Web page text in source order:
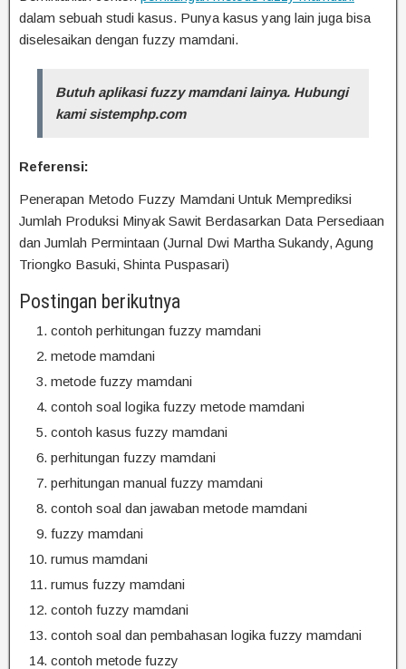
dalam sebuah studi kasus. Punya kasus yang lain juga bisa
diselesaikan dengan fuzzy mamdani.
Butuh aplikasi fuzzy mamdani lainya. Hubungi
kami sistemphp.com
Referensi:
Penerapan Metodo Fuzzy Mamdani Untuk Memprediksi
Jumlah Produksi Minyak Sawit Berdasarkan Data Persediaan
dan Jumlah Permintaan (Jurnal Dwi Martha Sukandy, Agung
Triongko Basuki, Shinta Puspasari)
Postingan berikutnya
contoh perhitungan fuzzy mamdani
metode mamdani
metode fuzzy mamdani
contoh soal logika fuzzy metode mamdani
contoh kasus fuzzy mamdani
perhitungan fuzzy mamdani
perhitungan manual fuzzy mamdani
contoh soal dan jawaban metode mamdani
fuzzy mamdani
rumus mamdani
rumus fuzzy mamdani
contoh fuzzy mamdani
contoh soal dan pembahasan logika fuzzy mamdani
contoh metode fuzzy